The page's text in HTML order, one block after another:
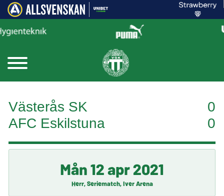
Västerås SK
0
AFC Eskilstuna
0
Mån 12 apr 2021
Herr, Seriematch, Iver Arena